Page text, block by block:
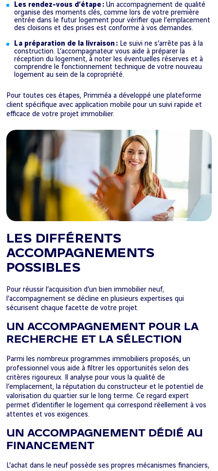
Les rendez-vous d’étape :Un accompagnement de qualité
organise des moments clés, comme lors de votre première
entrée dans le futur logement pour vérifier que l’emplacement
des cloisons et des prises est conforme à vos demandes.
La préparation de la livraison :Le suivi ne s’arrête pas à la
construction. L’accompagnateur vous aide à préparer la
réception du logement, à noter les éventuelles réserves et à
comprendre le fonctionnement technique de votre nouveau
logement au sein de la copropriété.
Pour toutes ces étapes, Primméa a développé une plateforme
client spécifique avec application mobile pour un suivi rapide et
efficace de votre projet immobilier.
LES DIFFÉRENTS
ACCOMPAGNEMENTS
POSSIBLES
Pour réussir l’acquisition d’un bien immobilier neuf,
l’accompagnement se décline en plusieurs expertises qui
sécurisent chaque facette de votre projet.
UN ACCOMPAGNEMENT POUR LA
RECHERCHE ET LA SÉLECTION
Parmi les nombreux programmes immobiliers proposés, un
professionnel vous aide à filtrer les opportunités selon des
critères rigoureux. Il analyse pour vous la qualité de
l’emplacement, la réputation du constructeur et le potentiel de
valorisation du quartier sur le long terme. Ce regard expert
permet d’identifier le logement qui correspond réellement à vos
attentes et vos exigences.
UN ACCOMPAGNEMENT DÉDIÉ AU
FINANCEMENT
L’achat dans le neuf possède ses propres mécanismes financiers,